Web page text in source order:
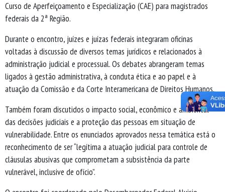
Curso de Aperfeiçoamento e Especialização (CAE) para magistrados
federais da 2ª Região.
Durante o encontro, juízes e juízas federais integraram oficinas
voltadas à discussão de diversos temas jurídicos e relacionados à
administração judicial e processual. Os debates abrangeram temas
ligados à gestão administrativa, à conduta ética e ao papel e à
atuação da Comissão e da Corte Interamericana de Direitos Humanos.
Também foram discutidos o impacto social, econômico e ambiental
das decisões judiciais e a proteção das pessoas em situação de
vulnerabilidade. Entre os enunciados aprovados nessa temática está o
reconhecimento de ser “legítima a atuação judicial para controle de
cláusulas abusivas que comprometam a subsistência da parte
vulnerável, inclusive de ofício”.